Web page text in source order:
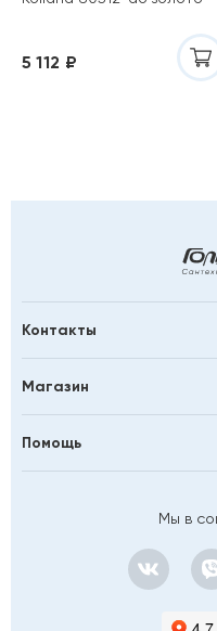
5 112 ₽
Контакты
Магазин
Помощь
Мы в